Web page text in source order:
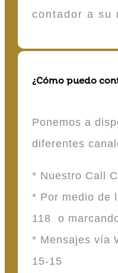
contador a su
¿Cómo puedo
Ponemos a
diferentes
* Nuestro Call
* Por medio de
118 o
* Mensajes vía
15-15